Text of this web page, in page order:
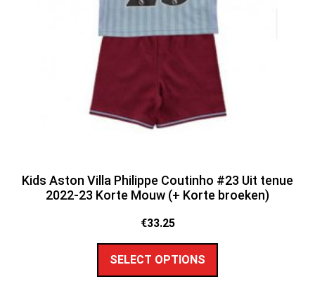
Kids Aston Villa Philippe Coutinho #23 Uit tenue
2022-23 Korte Mouw (+ Korte broeken)
€33.25
SELECT OPTIONS